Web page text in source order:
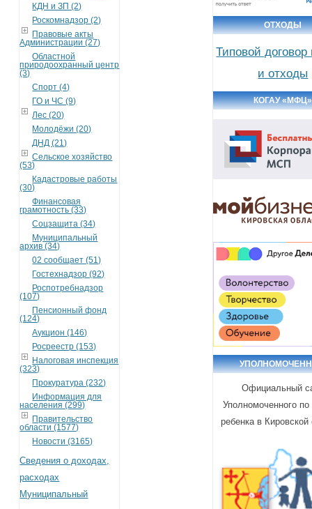
КДН и ЗП (2)
Роскомнадзор (2)
Правовые акты
Администрации (27)
Областной
природоохранный центр
(3)
Спорт (4)
ГО и ЧС (9)
Лес (20)
Молодёжи (20)
ДНД (21)
Сельское хозяйство
(53)
Кадастровые работы
(30)
Финансовая
грамотность (33)
Соцзащита (34)
Муниципальный
архив (34)
02 сообщает (51)
Гостехнадзор (92)
Роспотребнадзор
(107)
Пенсионный фонд
(124)
Аукцион (146)
Росреестр (153)
Налоговая инспекция
(323)
Прокуратура (232)
Информация для
населения (299)
Правительство
области (1577)
Новости (3165)
Сведения о доходах,
расходах
Муниципальный
ОТХОДЫ
Типовой
и отходы
КОГАУ «МФЦ»
Официальный
Уполномоченного
ребенка в Кировской